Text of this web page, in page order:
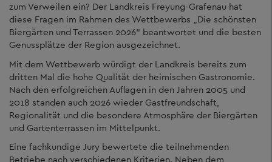
zum Verweilen ein? Der Landkreis Freyung-Grafenau hat
diese Fragen im Rahmen des Wettbewerbs „Die schönsten
Biergärten und Terrassen 2026“ beantwortet und die besten
Genussplätze der Region ausgezeichnet.
Mit dem Wettbewerb würdigt der Landkreis bereits zum
dritten Mal die hohe Qualität der heimischen Gastronomie.
Nach den erfolgreichen Auflagen in den Jahren 2005 und
2018 standen auch 2026 wieder Gastfreundschaft,
Regionalität und die besondere Atmosphäre der Biergärten
und Gartenterrassen im Mittelpunkt.
Eine fachkundige Jury bewertete die teilnehmenden
Betriebe nach verschiedenen Kriterien. Neben dem